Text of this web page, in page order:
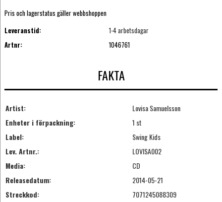
Pris och lagerstatus gäller webbshoppen
Leveranstid:
1-4 arbetsdagar
Artnr:
1046761
FAKTA
Artist:
Lovisa Samuelsson
Enheter i förpackning:
1 st
Label:
Swing Kids
Lev. Artnr.:
LOVISA002
Media:
CD
Releasedatum:
2014-05-21
Streckkod:
7071245088309